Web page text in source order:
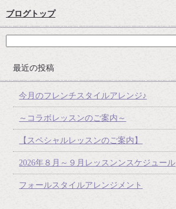
ブログトップ
最近の投稿
今月のフレンチスタイルアレンジ♪
～コラボレッスンのご案内～
【スペシャルレッスンのご案内】
2026年８月～９月レッスンンスケジュール
フォールスタイルアレンジメント